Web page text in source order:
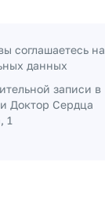
соглашаетесь на
данных
записи в
Доктор Сердца
1